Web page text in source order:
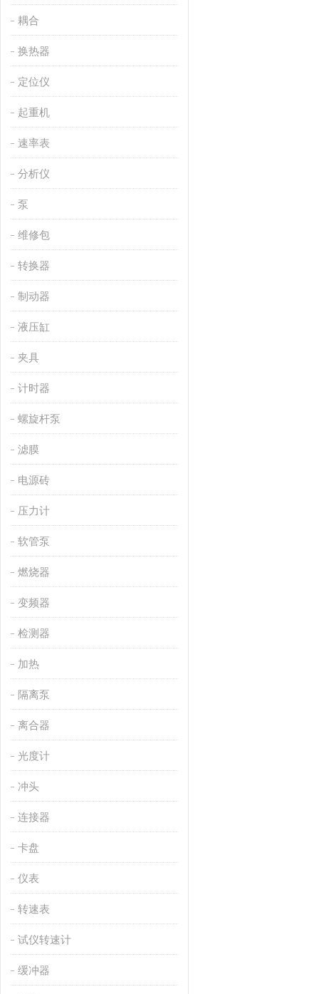
耦合
换热器
定位仪
起重机
速率表
分析仪
泵
维修包
转换器
制动器
液压缸
夹具
计时器
螺旋杆泵
滤膜
电源砖
压力计
软管泵
燃烧器
变频器
检测器
加热
隔离泵
离合器
光度计
冲头
连接器
卡盘
仪表
转速表
试仪转速计
缓冲器